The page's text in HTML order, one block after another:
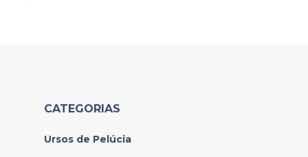
CATEGORIAS
Ursos de Pelúcia